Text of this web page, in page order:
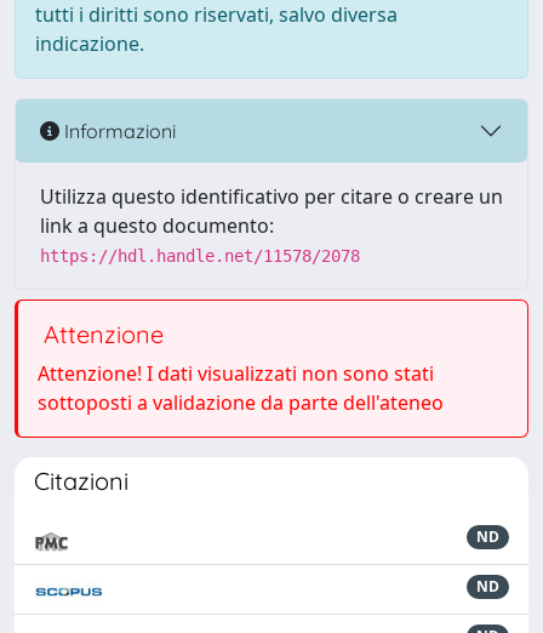
tutti i diritti sono riservati, salvo diversa
indicazione.
Informazioni
Utilizza questo identificativo per citare o creare un
link a questo documento:
https://hdl.handle.net/11578/2078
Attenzione
Attenzione! I dati visualizzati non sono stati
sottoposti a validazione da parte dell'ateneo
Citazioni
ND
ND